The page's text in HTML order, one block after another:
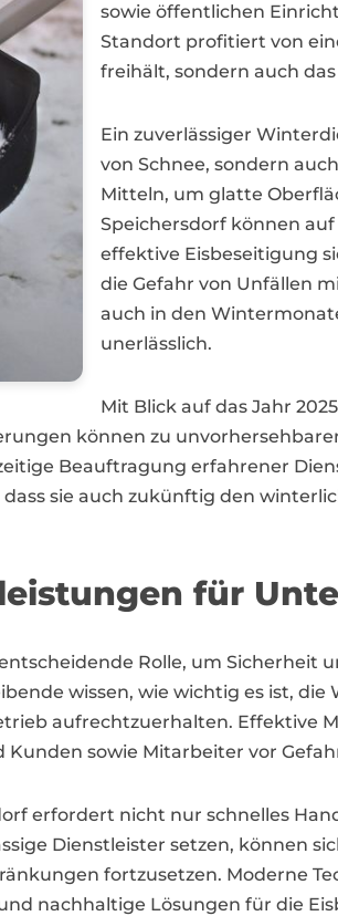
sowie öffentlichen
Standort profitiert von
freihält, sondern auch
Ein zuverlässiger
von Schnee, sondern
Mitteln, um glatte
Speichersdorf können
effektive Eisbeseitigung
die Gefahr von Unfällen
auch in den
unerlässlich.
Mit Blick auf das Jahr
können zu
Beauftragung erfahrener
sie auch zukünftig den
für
Rolle, um
wissen, wie wichtig es ist, die
aufrechtzuerhalten. Effektive
sowie Mitarbeiter vor
erfordert nicht nur schnelles
Dienstleister setzen, können
fortzusetzen. Moderne
nachhaltige Lösungen für die